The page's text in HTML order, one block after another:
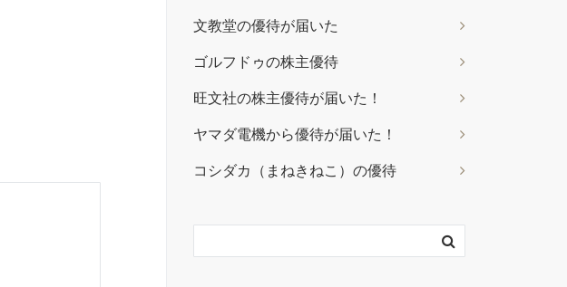
文教堂の優待が届いた
ゴルフドゥの株主優待
旺文社の株主優待が届いた！
ヤマダ電機から優待が届いた！
コシダカ（まねきねこ）の優待